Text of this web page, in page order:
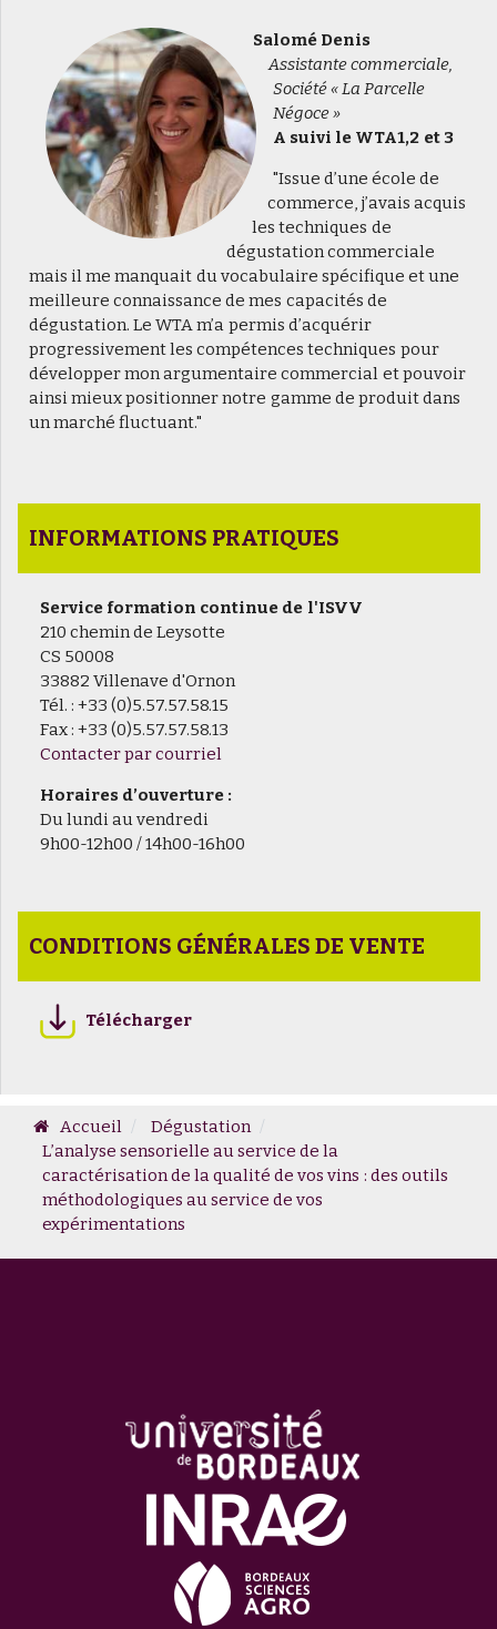
Salomé Denis
Assistante commerciale,
Société « La Parcelle
Négoce »
A suivi le WTA1,2 et 3
"Issue d’une école de
commerce, j’avais acquis
les techniques de
dégustation commerciale
mais il me manquait du vocabulaire spécifique et une
meilleure connaissance de mes capacités de
dégustation. Le WTA m’a permis d’acquérir
progressivement les compétences techniques pour
développer mon argumentaire commercial et pouvoir
ainsi mieux positionner notre gamme de produit dans
un marché fluctuant."
INFORMATIONS PRATIQUES
Service formation continue de l'ISVV
210 chemin de Leysotte
CS 50008
33882 Villenave d'Ornon
Tél. : +33 (0)5.57.57.58.15
Fax : +33 (0)5.57.57.58.13
Contacter par courriel
Horaires d’ouverture :
Du lundi au vendredi
9h00-12h00 / 14h00-16h00
CONDITIONS GÉNÉRALES DE VENTE
Télécharger
Accueil
Dégustation
L’analyse sensorielle au service de la
caractérisation de la qualité de vos vins : des outils
méthodologiques au service de vos
expérimentations